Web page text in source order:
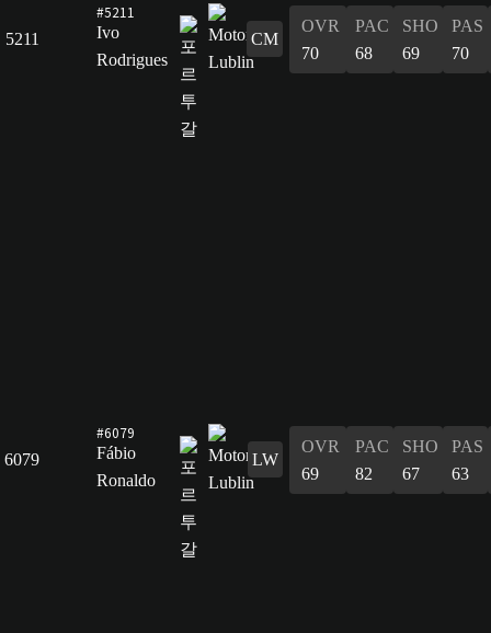
5211
#5211
Ivo
Rodrigues
CM
OVR
70
PAC
68
SHO
69
PAS
70
6079
#6079
Fábio
Ronaldo
LW
OVR
69
PAC
82
SHO
67
PAS
63